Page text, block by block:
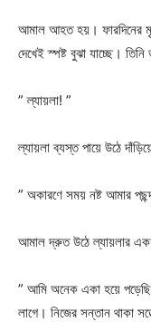
আমাল আহত হয়। ফারদিনের
দেখেই স্পষ্ট বুঝা যাচ্ছে। তিনি
” ল্যায়লা! ”
ল্যায়লা ব্যস্ত পায়ে উঠে
” অকারণে সময় নষ্ট আমার
আমাল দ্রুত উঠে ল্যায়লার
” আমি অনেক একা হয়ে
লাগে। নিজের সন্তান থাকা